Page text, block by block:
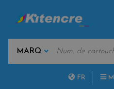
MARQUES
CLÉS
FR